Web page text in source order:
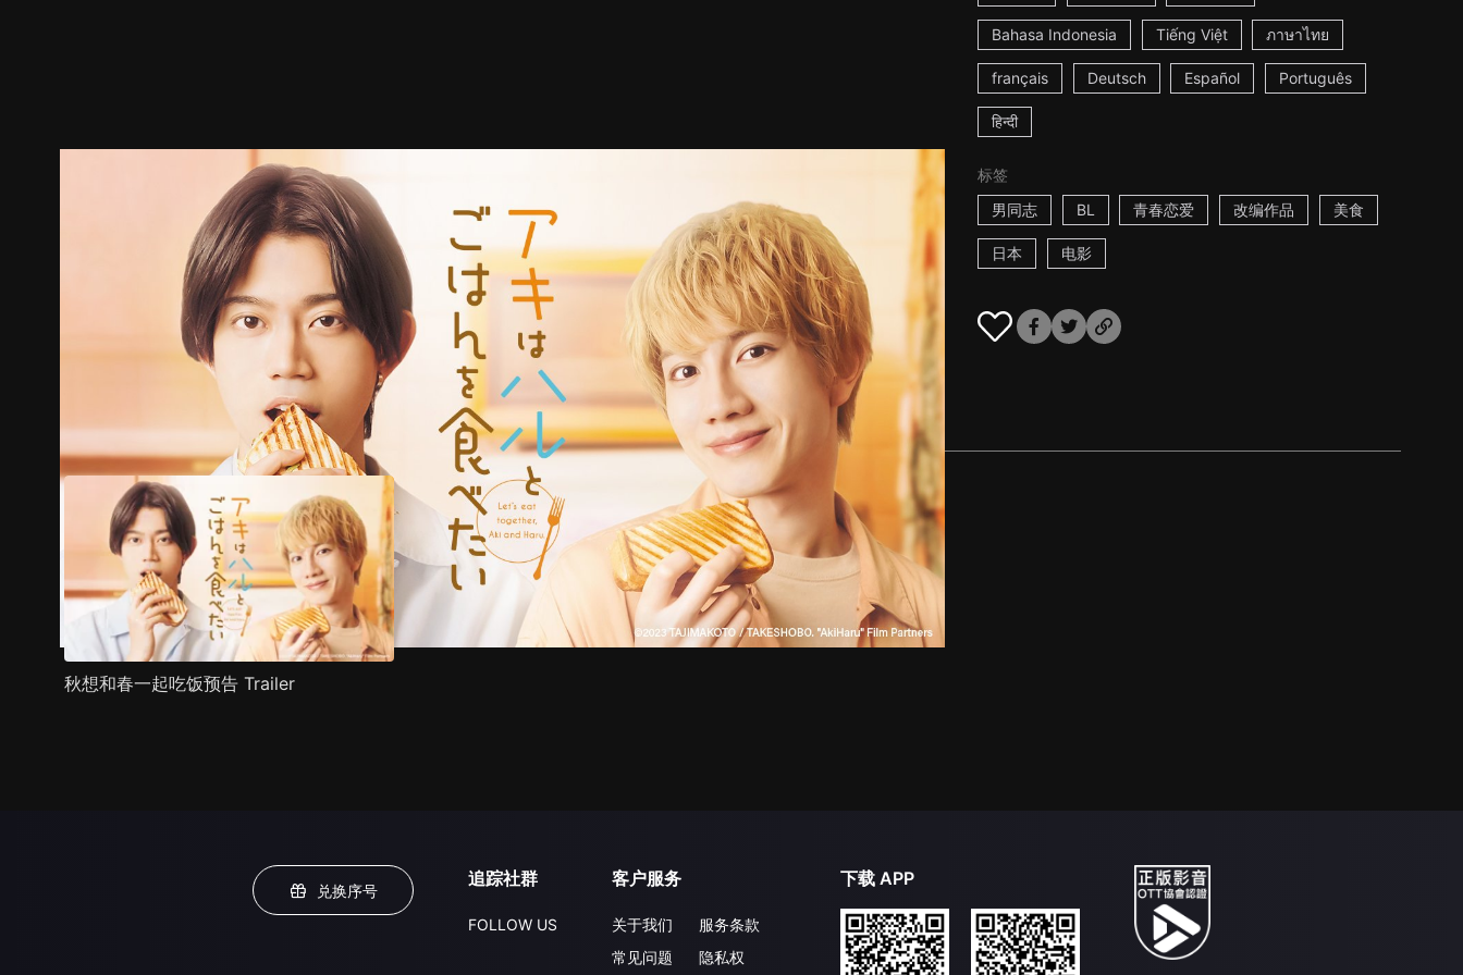
Bahasa Indonesia Tiếng Việt ภาษาไทย
français Deutsch Español Português
हिन्दी
标签
男同志
BL 青春恋爱 改编作品 美食
日本 电影
推荐影片 剧情介绍
秋想和春一起吃饭预告 Trailer
兑换序号
追踪社群
FOLLOW US
客户服务
关于我们
常见问题
服务条款
隐私权
下载 APP